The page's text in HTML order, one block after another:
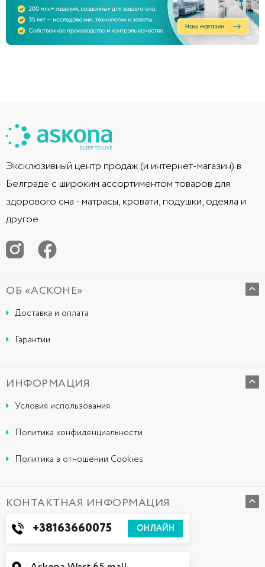
Эксклюзивный центр продаж (и интернет-магазин) в
Белграде с широким ассортиментом товаров для
здорового сна - матрасы, кровати, подушки, одеяла и
другое.
ОБ «АСКОНЕ»
Доставка и оплата
Гарантии
ИНФОРМАЦИЯ
Условия использования
Политика конфиденциальности
Политика в отношении Cookies
КОНТАКТНАЯ ИНФОРМАЦИЯ
+38163660075 ОНЛАЙН